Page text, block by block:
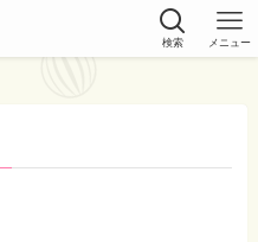
検索 メニュー